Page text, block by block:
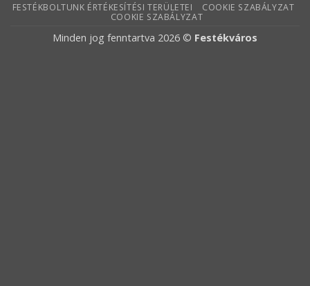
FESTÉKBOLTUNK ÉRTÉKESÍTÉSI TERÜLETEI
COOKIE SZABÁLYZAT
COOKIE SZABÁLYZAT
Minden jog fenntartva 2026 © Festékváros